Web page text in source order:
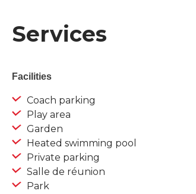
Services
Facilities
Coach parking
Play area
Garden
Heated swimming pool
Private parking
Salle de réunion
Park